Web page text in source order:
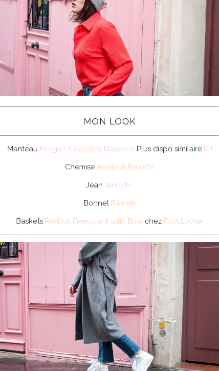
MON LOOK
Manteau Morgan X Caroline ReceveurPlus dispo similaire ICI
Chemise Arlette et Paulette
Jean Jennyfer
Bonnet Primark
Baskets Reebok FreestyleHi satin Bowchez Foot Locker